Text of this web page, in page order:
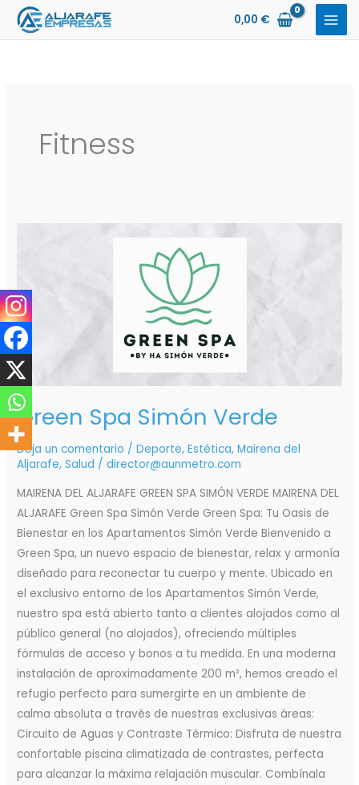
0,00 €
Fitness
Green Spa Simón Verde
Deja un comentario /Deporte,Estética,Mairena del
Aljarafe,Salud /director@aunmetro.com
MAIRENA DEL ALJARAFE GREEN SPA SIMÓN VERDE MAIRENA DEL
ALJARAFE Green Spa Simón Verde Green Spa: Tu Oasis de
Bienestar en los Apartamentos Simón Verde Bienvenido a
Green Spa, un nuevo espacio de bienestar, relax y armonía
diseñado para reconectar tu cuerpo y mente. Ubicado en
el exclusivo entorno de los Apartamentos Simón Verde,
nuestro spa está abierto tanto a clientes alojados como al
público general (no alojados), ofreciendo múltiples
fórmulas de acceso y bonos a tu medida. En una moderna
instalación de aproximadamente 200 m², hemos creado el
refugio perfecto para sumergirte en un ambiente de
calma absoluta a través de nuestras exclusivas áreas:
Circuito de Aguas y Contraste Térmico: Disfruta de nuestra
confortable piscina climatizada de contrastes, perfecta
para alcanzar la máxima relajación muscular. Combínala
Verde